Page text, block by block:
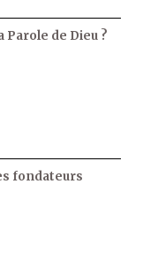
Parole de Dieu ?
fondateurs